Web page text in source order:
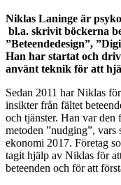
Niklas Laninge är
bl.a. skrivit böckerna
”Beteendedesign”,
Han har startat och
använt teknik för att
Sedan 2011 har Niklas
insikter från fältet
och tjänster. Han var den
metoden ”nudging”,
ekonomi 2017. Företag
tagit hjälp av Niklas för
beteenden och för att